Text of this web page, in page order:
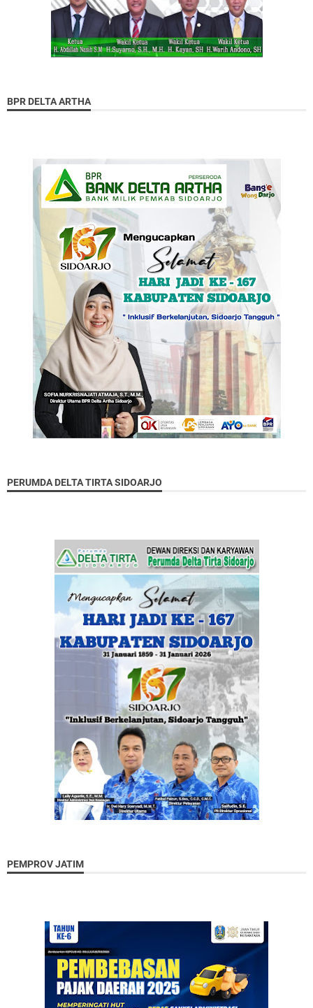
BPR DELTA ARTHA
PERUMDA DELTA TIRTA SIDOARJO
PEMPROV JATIM